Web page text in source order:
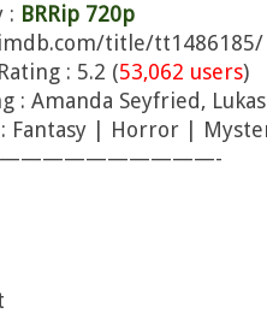
: BRRip 720p
title/tt1486185/
: 5.2 (53,062 users)
: Amanda Seyfried,
: Fantasy | Horror |